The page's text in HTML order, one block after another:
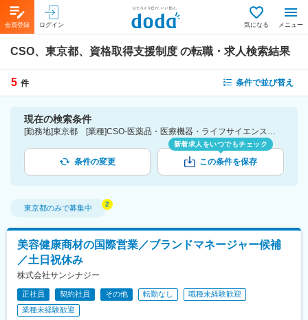
会員登録 ログイン 気になる メニュー
CSO、東京都、資格取得支援制度 の転職・求人検索結果
5 件 条件で並び替え
現在の検索条件
[勤務地]東京都 [業種]CSO-医薬品・医療機器・ライフサイエンス・医療系サービス [詳細条件](待遇・福利厚生)資格取得支援制度
条件の変更
新着求人をいつでもチェック
この条件を保存
東京都のみで募集中
美容健康商材の国際営業／ブランドマネージャー候補
／土日祝休み
株式会社サンシナジー
正社員 契約社員 その他 転勤なし
職種未経験歓迎
業種未経験歓迎